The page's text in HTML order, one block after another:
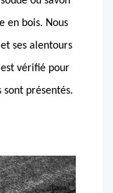
en bois. Nous
ses alentours
vérifié pour
sont présentés.